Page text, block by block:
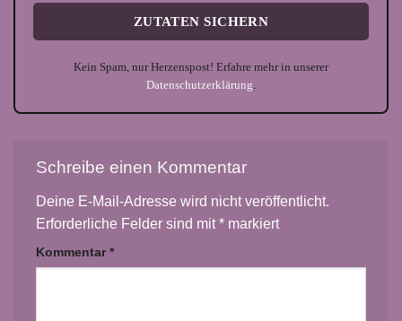
Kein Spam, nur Herzenspost! Erfahre mehr in unserer
Datenschutzerklärung.
Schreibe einen Kommentar
Deine E-Mail-Adresse wird nicht veröffentlicht.
Erforderliche Felder sind mit* markiert
Kommentar*